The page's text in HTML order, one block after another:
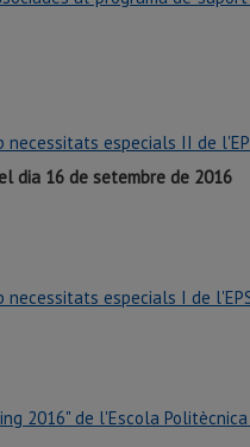
especials II de
dia 16 de setembre de 2016
especials I de
2016" de l'Escola